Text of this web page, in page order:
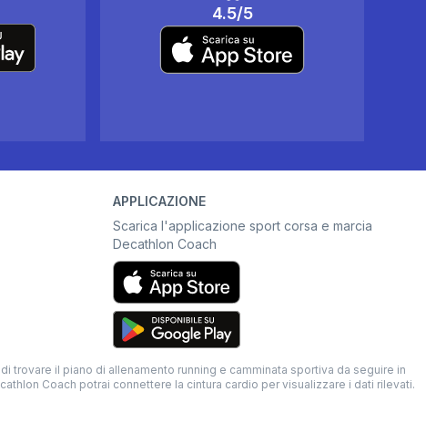
4.5/5
APPLICAZIONE
Scarica l'applicazione sport corsa e marcia
Decathlon Coach
trovare il piano di allenamento running e camminata sportiva da seguire in
Coach potrai connettere la cintura cardio per visualizzare i dati rilevati.